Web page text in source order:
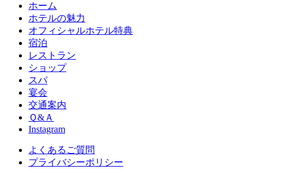
ホーム
ホテルの魅力
オフィシャルホテル特典
宿泊
レストラン
ショップ
スパ
宴会
交通案内
Ｑ&Ａ
Instagram
よくあるご質問
プライバシーポリシー